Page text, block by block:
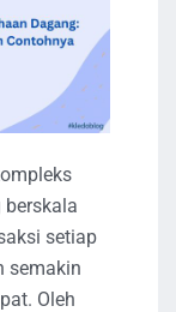
setiap
semakin
Oleh